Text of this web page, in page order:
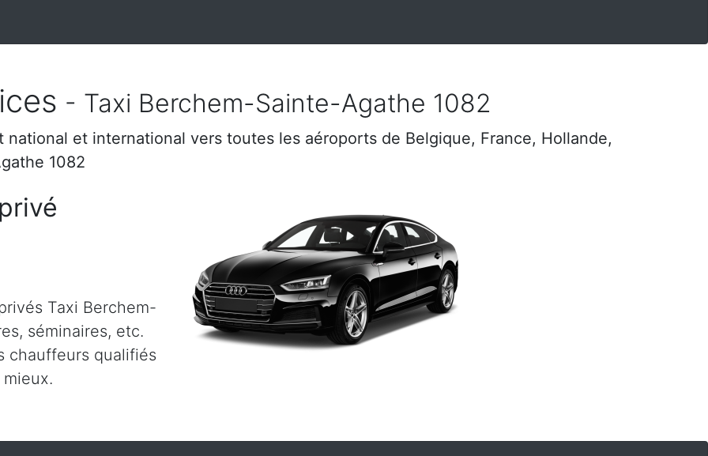
- Taxi Berchem-Sainte-Agathe 1082
et international vers toutes les aéroports de Belgique, France, Hollande,
1082
Taxi Berchem-
séminaires, etc.
chauffeurs qualifiés